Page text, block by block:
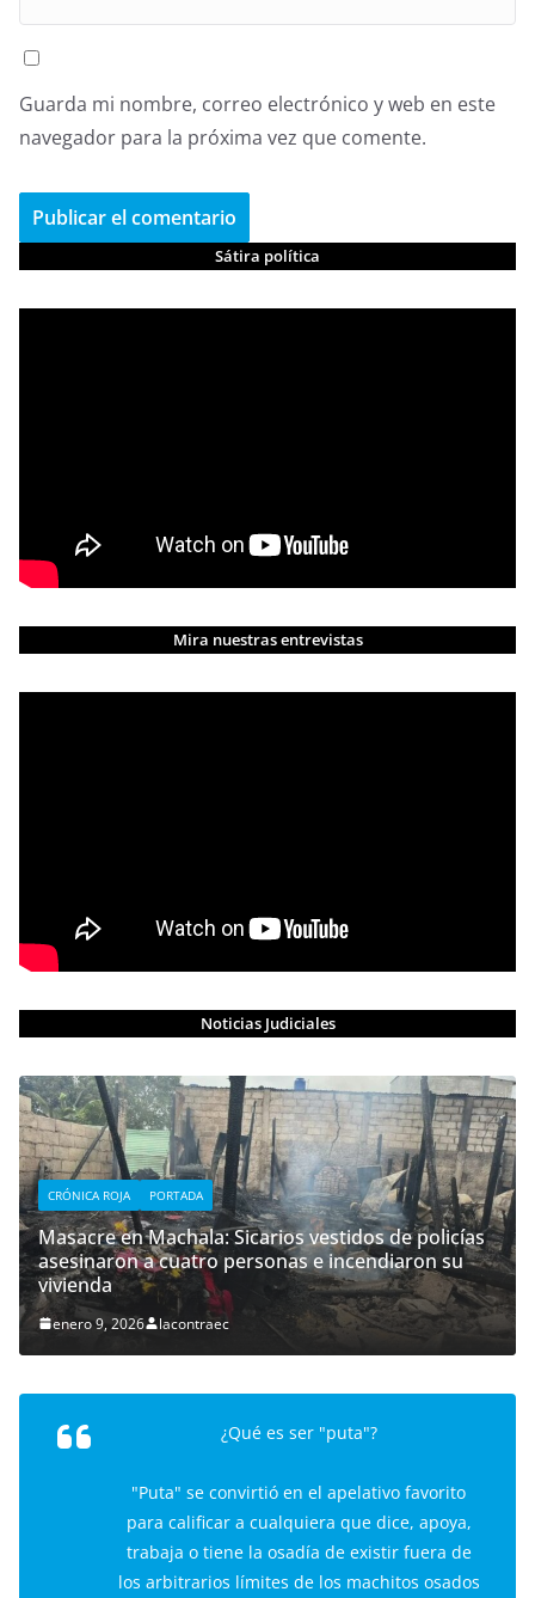
Guarda mi nombre, correo electrónico y web en este
navegador para la próxima vez que comente.
Sátira política
Mira nuestras entrevistas
Noticias Judiciales
CRÓNICA ROJA PORTADA
Masacre en Machala: Sicarios vestidos de policías
asesinaron a cuatro personas e incendiaron su
vivienda
enero 9, 2026 lacontraec
¿Qué es ser "puta"?
"Puta" se convirtió en el apelativo favorito
para calificar a cualquiera que dice, apoya,
trabaja o tiene la osadía de existir fuera de
los arbitrarios límites de los machitos osados